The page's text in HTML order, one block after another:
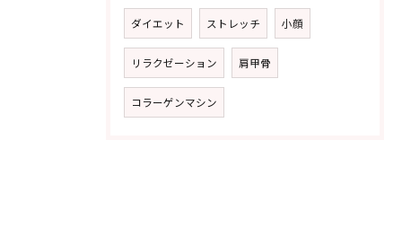
ダイエット ストレッチ 小顔
リラクゼーション 肩甲骨
コラーゲンマシン